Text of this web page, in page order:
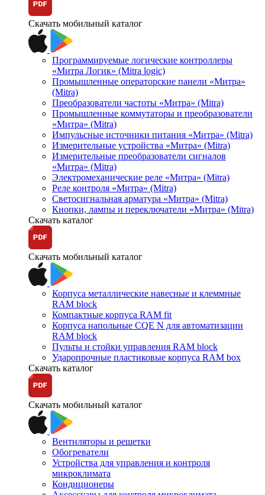
Скачать мобильный каталог
Программируемые логические контроллеры
«Митра Логик» (Mitra logic)
Промышленные операторские панели «Митра»
(Mitra)
Преобразователи частоты «Митра» (Mitra)
Промышленные коммутаторы и преобразователи
«Митра» (Mitra)
Импульсные источники питания «Митра» (Mitra)
Измерительные устройства «Митра» (Mitra)
Измерительные преобразователи сигналов
«Митра» (Mitra)
Электромеханические реле «Митра» (Mitra)
Реле контроля «Митра» (Mitra)
Светосигнальная арматура «Митра» (Mitra)
Кнопки, лампы и переключатели «Митра» (Mitra)
Скачать каталог
Скачать мобильный каталог
Корпуса металлические навесные и клеммные
RAM block
Компактные корпуса RAM fit
Корпуса напольные CQE N для автоматизации
RAM block
Пульты и стойки управления RAM block
Ударопрочные пластиковые корпуса RAM box
Скачать каталог
Скачать мобильный каталог
Вентиляторы и решетки
Обогреватели
Устройства для управления и контроля
микроклимата
Кондиционеры